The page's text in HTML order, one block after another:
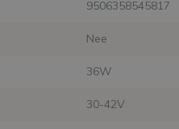
9506358545817
Nee
36W
30-42V